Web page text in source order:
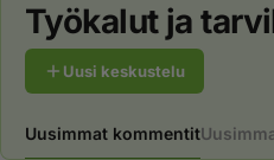
Työkalut ja
Uusi keskustelu
Uusimmat kommentit